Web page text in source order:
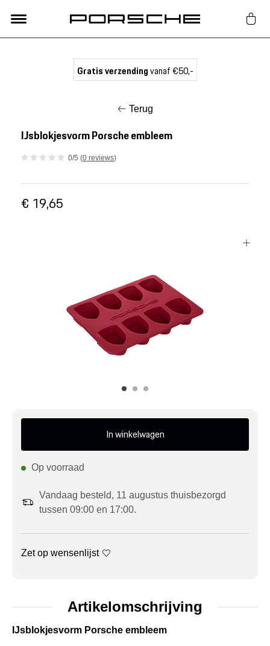
Nieuw
Acties
Klantenservice
Gratis verzendingvanaf €50,-
Terug
IJsblokjesvorm Porsche embleem
0/5 (0 reviews)
€ 19,65
In winkelwagen
Op voorraad
Vandaag besteld, 11 augustus thuisbezorgd
tussen 09:00 en 17:00.
Zet op wensenlijst
Artikelomschrijving
IJsblokjesvorm Porsche embleem